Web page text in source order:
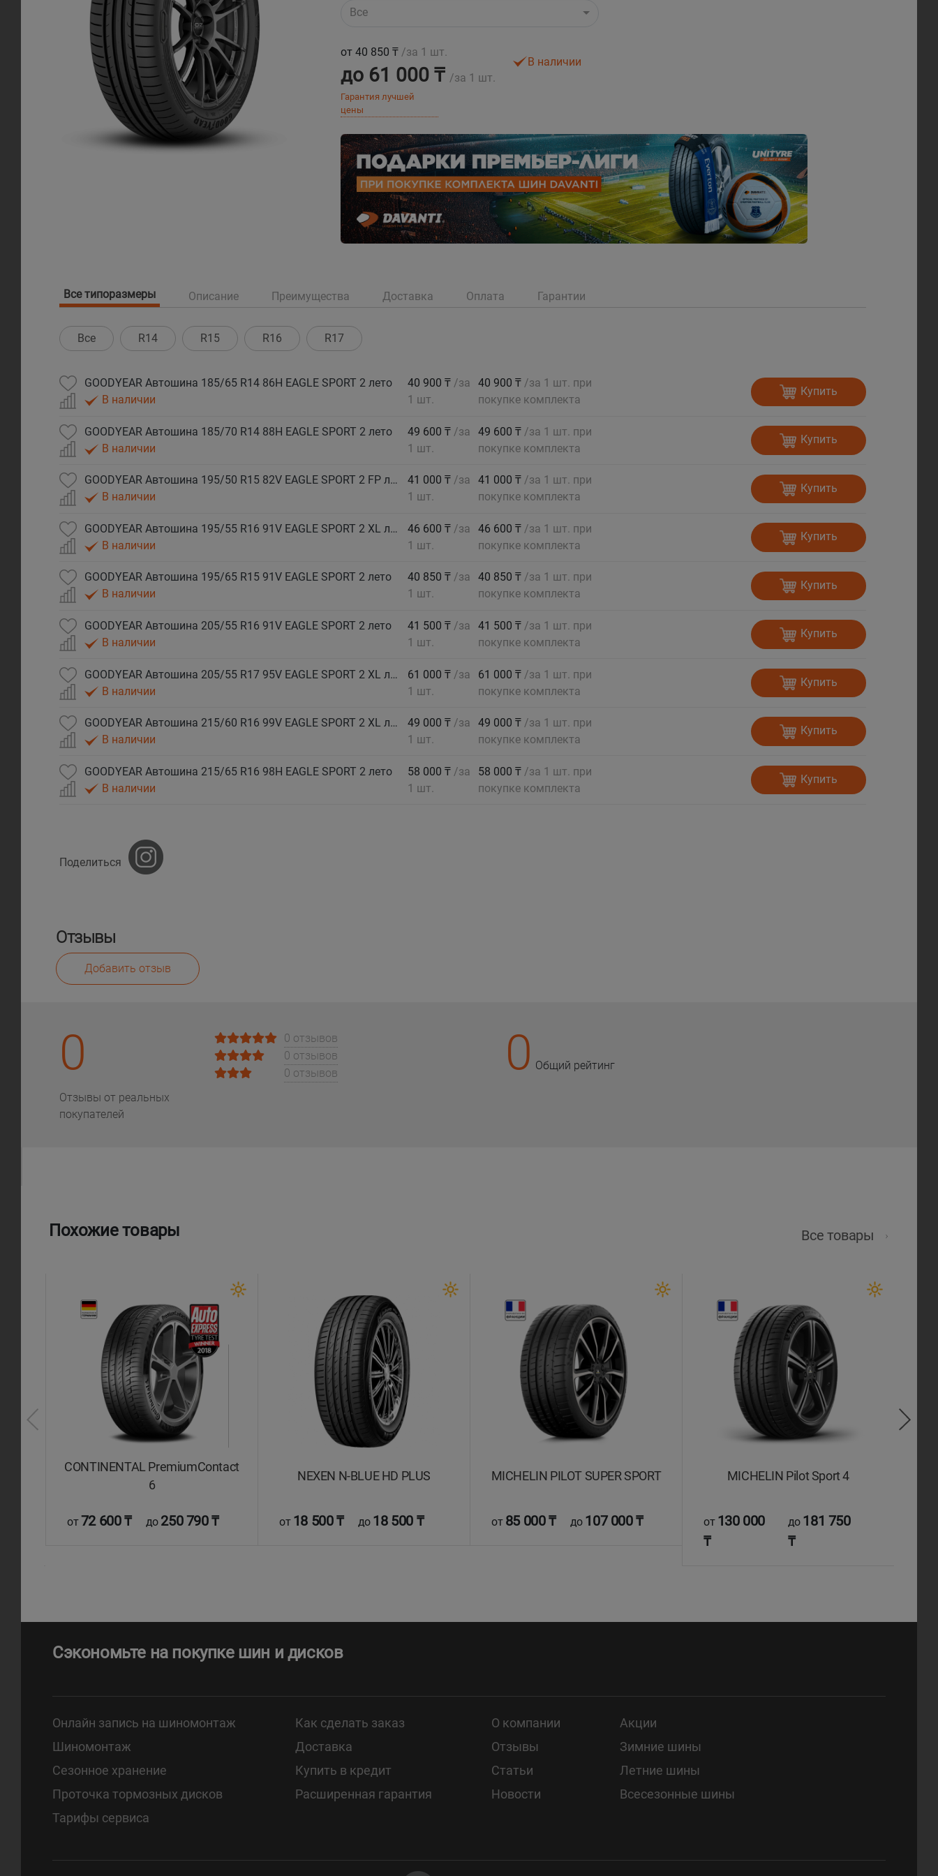
Все
от 40 850 ₸ /за 1 шт.
до 61 000 ₸ /за 1 шт.
Гарантия лучшей
цены
В наличии
Все типоразмеры Описание Преимущества Доставка Оплата Гарантии
Все R14 R15 R16 R17
GOODYEAR Автошина 185/65 R14 86H EAGLE SPORT 2 лето
В наличии
40 900 ₸ /за
1 шт.
40 900 ₸ /за 1 шт. при
покупке комплекта
Купить
GOODYEAR Автошина 185/70 R14 88H EAGLE SPORT 2 лето
В наличии
49 600 ₸ /за
1 шт.
49 600 ₸ /за 1 шт. при
покупке комплекта
Купить
GOODYEAR Автошина 195/50 R15 82V EAGLE SPORT 2 FP лето
В наличии
41 000 ₸ /за
1 шт.
41 000 ₸ /за 1 шт. при
покупке комплекта
Купить
GOODYEAR Автошина 195/55 R16 91V EAGLE SPORT 2 XL лето
В наличии
46 600 ₸ /за
1 шт.
46 600 ₸ /за 1 шт. при
покупке комплекта
Купить
GOODYEAR Автошина 195/65 R15 91V EAGLE SPORT 2 лето
В наличии
40 850 ₸ /за
1 шт.
40 850 ₸ /за 1 шт. при
покупке комплекта
Купить
GOODYEAR Автошина 205/55 R16 91V EAGLE SPORT 2 лето
В наличии
41 500 ₸ /за
1 шт.
41 500 ₸ /за 1 шт. при
покупке комплекта
Купить
GOODYEAR Автошина 205/55 R17 95V EAGLE SPORT 2 XL лето
В наличии
61 000 ₸ /за
1 шт.
61 000 ₸ /за 1 шт. при
покупке комплекта
Купить
GOODYEAR Автошина 215/60 R16 99V EAGLE SPORT 2 XL лето
В наличии
49 000 ₸ /за
1 шт.
49 000 ₸ /за 1 шт. при
покупке комплекта
Купить
GOODYEAR Автошина 215/65 R16 98H EAGLE SPORT 2 лето
В наличии
58 000 ₸ /за
1 шт.
58 000 ₸ /за 1 шт. при
покупке комплекта
Купить
Поделиться
Отзывы
Добавить отзыв
0
Отзывы от реальных
покупателей
0 отзывов
0 отзывов
0 отзывов
0 Общий рейтинг
Похожие товары Все товары
CONTINENTAL PremiumContact
6
от72 600 ₸ до 250 790 ₸
NEXEN N-BLUE HD PLUS
от 18 500 ₸ до 18 500 ₸
MICHELIN PILOT SUPER SPORT
от 85 000 ₸ до 107 000 ₸
MICHELIN Pilot Sport 4
от 130 000
₸
до 181 750
₸
Сэкономьте на покупке шин и дисков
Онлайн запись на шиномонтаж
Шиномонтаж
Сезонное хранение
Проточка тормозных дисков
Тарифы сервиса
Как сделать заказ
Доставка
Купить в кредит
Расширенная гарантия
О компании
Отзывы
Статьи
Новости
Акции
Зимние шины
Летние шины
Всесезонные шины